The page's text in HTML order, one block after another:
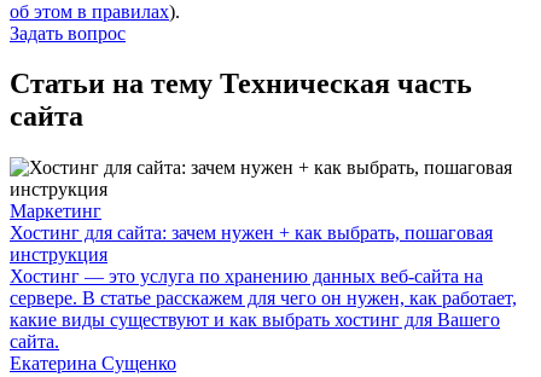
об этом в правилах).
Задать вопрос
Статьи на тему Техническая часть
сайта
Маркетинг
Хостинг для сайта: зачем нужен + как выбрать, пошаговая
инструкция
Хостинг — это услуга по хранению данных веб-сайта на
сервере. В статье расскажем для чего он нужен, как работает,
какие виды существуют и как выбрать хостинг для Вашего
сайта.
Екатерина Сущенко